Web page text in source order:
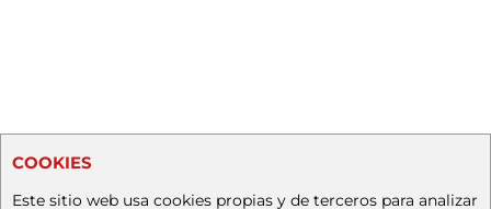
COOKIES
Este sitio web usa cookies propias y de terceros para analizar